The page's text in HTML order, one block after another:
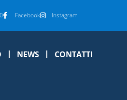
Facebook Instagram
NEWS CONTATTI